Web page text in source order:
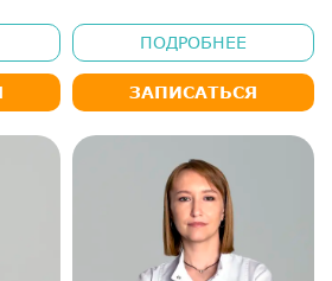
ПОДРОБНЕЕ
ЗАПИСАТЬСЯ